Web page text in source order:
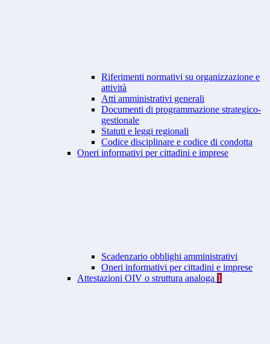
Riferimenti normativi su organizzazione e
attività
Atti amministrativi generali
Documenti di programmazione strategico-
gestionale
Statuti e leggi regionali
Codice disciplinare e codice di condotta
Oneri informativi per cittadini e imprese
Scadenzario obblighi amministrativi
Oneri informativi per cittadini e imprese
Attestazioni OIV o struttura analoga 1